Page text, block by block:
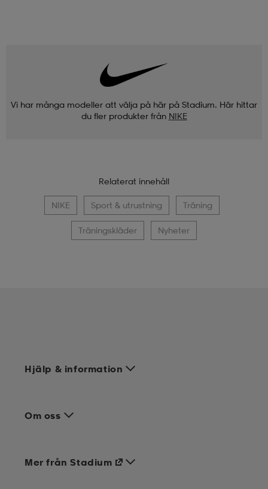
Vi har många modeller att välja på här på Stadium. Här hittar
du fler produkter från NIKE
Relaterat innehåll
NIKE Sport & utrustning Träning
Träningskläder Nyheter
Hjälp & information
Om oss
Mer från Stadium